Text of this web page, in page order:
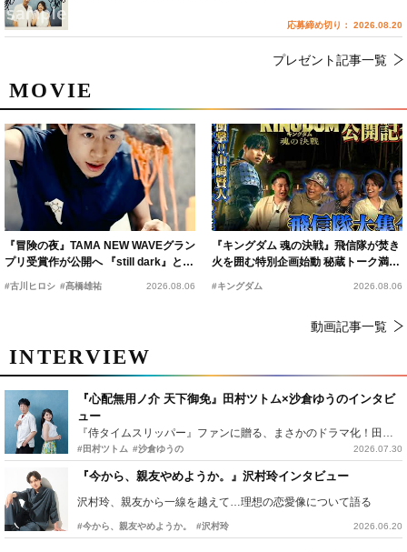
MOVIE
『冒険の夜』TAMA NEW WAVEグラン
プリ受賞作が公開へ 『still dark』と同
時上映決定
#古川ヒロシ #髙橋雄祐 2026.08.06
『キングダム 魂の決戦』飛信隊が焚き
火を囲む特別企画始動 秘蔵トーク満載
の“キングダムキャンプ”開催
#キングダム 2026.08.06
動画記事一覧
INTERVIEW
『心配無用ノ介 天下御免』田村ツトム×沙倉ゆうのインタビ
ュー
『侍タイムスリッパー』ファンに贈る、まさかのドラマ化！田村ツトム×沙倉ゆうのが語る『心配無用ノ介』撮影秘話
#田村ツトム #沙倉ゆうの 2026.07.30
『今から、親友やめようか。』沢村玲インタビュー
沢村玲、親友から一線を越えて…理想の恋愛像について語る
#今から、親友やめようか。 #沢村玲 2026.06.20
応募締め切り： 2026.08.20
プレゼント記事一覧